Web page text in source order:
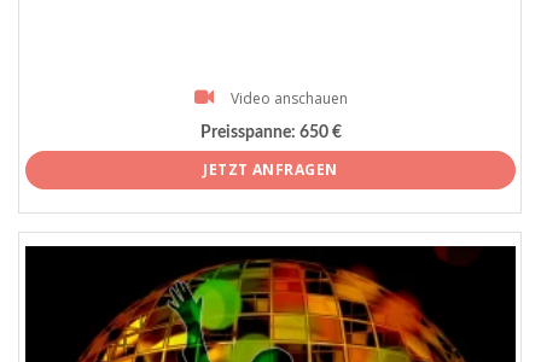
Video anschauen
Preisspanne: 650 €
JETZT ANFRAGEN